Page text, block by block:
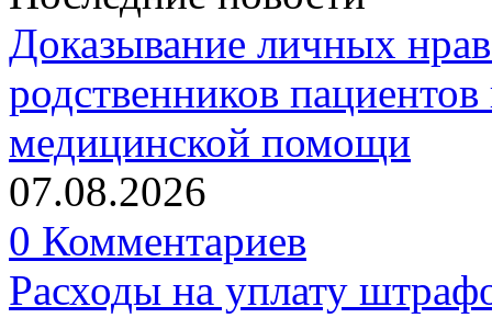
Доказывание личных
родственников
медицинской помощи
07.08.2026
0 Комментариев
Расходы на уплату